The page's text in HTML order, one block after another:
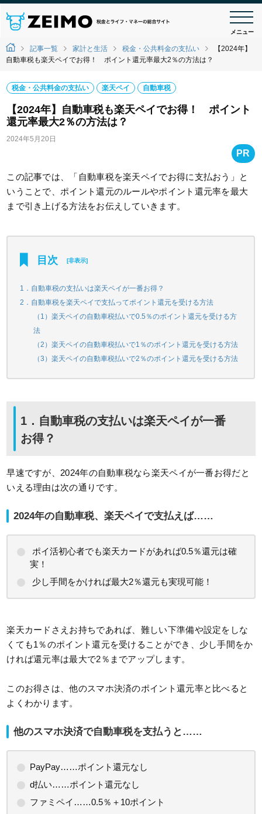
メニュー
記事一覧 家計と生活 税金・公共料金の支払い
【2024年】
自動車税も楽天ペイでお得！ ポイント還元率最大2％の方法は？
税金・公共料金の支払い 楽天ペイ 自動車税
【2024年】自動車税も楽天ペイでお得！ ポイント
還元率最大2％の方法は？
2024年5月20日
PR
この記事では、「自動車税を楽天ペイでお得に支払おう」と
いうことで、ポイント還元のルールやポイント還元率を最大
まで引き上げる方法をお伝えしていきます。
目次 [非表示]
1．自動車税の支払いは楽天ペイが一番お得？
2．自動車税を楽天ペイで支払ってポイント還元を受ける方法
（1）楽天ペイの自動車税払いで0.5％のポイント還元を受ける方
法
（2）楽天ペイの自動車税払いで1％のポイント還元を受ける方法
（3）楽天ペイの自動車税払いで2％のポイント還元を受ける方法
1．自動車税の支払いは楽天ペイが一番
お得？
早速ですが、2024年の自動車税なら楽天ペイが一番お得だと
いえる理由は次の通りです。
2024年の自動車税、楽天ペイで支払えば……
ポイ活初心者でも楽天カードがあれば0.5％還元は確
実！
少し手間をかければ最大2％還元も実現可能！
楽天カードさえお持ちであれば、難しい下準備や設定をしな
くても1％のポイント還元を受けることができ、少し手間をか
ければ還元率は最大で2％までアップします。
このお得さは、他のスマホ決済のポイント還元率と比べると
よくわかります。
他のスマホ決済で自動車税を支払うと……
PayPay……ポイント還元なし
d払い……ポイント還元なし
ファミペイ……0.5％＋10ポイント